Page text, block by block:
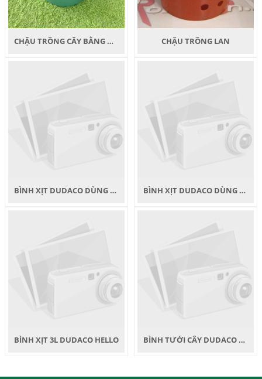
CHẬU TRỒNG CÂY BẰNG NHỰA CỨNG CHẬU TRỒNG LAN
BÌNH XỊT DUDACO DÙNG PIN 8 LÍT BÌNH XỊT DUDACO DÙNG PIN 2 LIT
BÌNH XỊT 3L DUDACO HELLO BÌNH TƯỚI CÂY DUDACO 2 KIỂU 4L